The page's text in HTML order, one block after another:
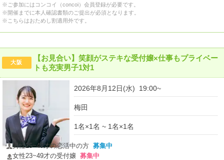
※ご参加にはコンコイ（concoi）会員登録が必要です。
※開催までに本人確認書類のご提出が必須となります。
※こちらはおためし割適用外です。
大阪
【お見合い】笑顔がステキな受付嬢×仕事もプライベー
トも充実男子1対1
2026年8月12日(水) 19:00~
梅田
1名×1名 ~ 1名×1名
男性25~49才の恋活中の方募集中
女性23~49才の受付嬢募集中